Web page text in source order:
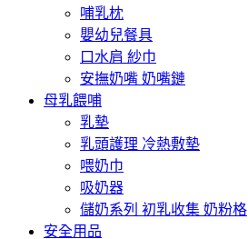
哺乳枕
嬰幼兒餐具
口水肩 紗巾
安撫奶嘴 奶嘴鏈
母乳餵哺
乳墊
乳頭護理 冷熱敷墊
喂奶巾
吸奶器
儲奶系列 初乳收集 奶粉格
安全用品